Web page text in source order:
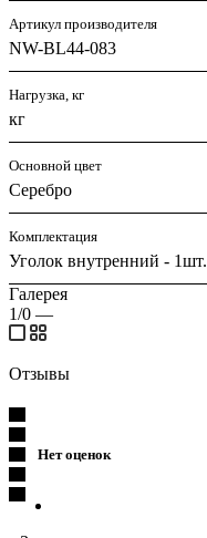
Артикул производителя
NW-BL44-083
Нагрузка, кг
кг
Основной цвет
Серебро
Комплектация
Уголок внутренний - 1шт.
Галерея
1/0 —
Отзывы
Нет оценок